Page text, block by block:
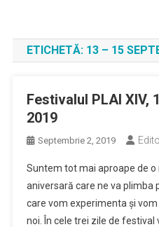
ETICHETĂ: 13 – 15
Festivalul PLAI XIV,
2019
Septembrie 2, 2019
Suntem tot mai aproape de o
aniversară care ne va plimba
care vom experimenta și
noi. În cele trei zile de